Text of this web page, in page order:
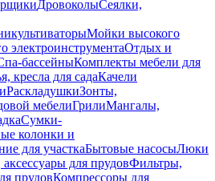
ДровоколыСеялки,
Мойки высокого
электроинструментаОтдых и
бассейныКомплекты мебели для
кресла для садаКачели
РаскладушкиЗонты,
мебелиГрилиМангалы,
Сумки-
колонки и
для участкаБытовые насосыЛюки
для прудовФильтры,
прудовКомпрессоры для